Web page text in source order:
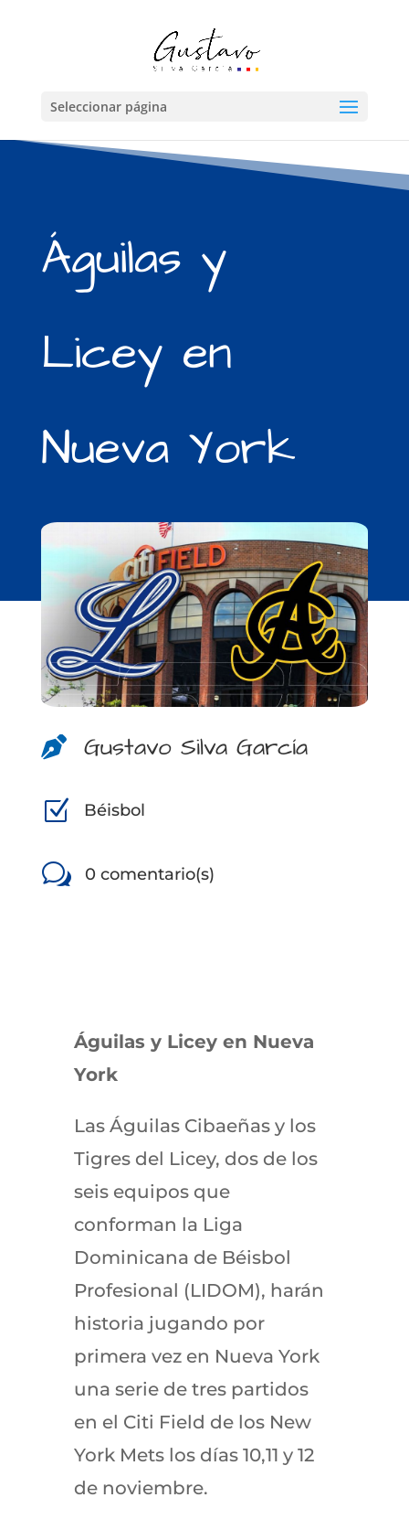
Seleccionar página
Águilas y
Licey en
Nueva York
 Gustavo Silva García
Z Béisbol
w 0 comentario(s)
Águilas y Licey en Nueva
York
Las Águilas Cibaeñas y los
Tigres del Licey, dos de los
seis equipos que
conforman la Liga
Dominicana de Béisbol
Profesional (LIDOM), harán
historia jugando por
primera vez en Nueva York
una serie de tres partidos
en el Citi Field de los New
York Mets los días 10,11 y 12
de noviembre.